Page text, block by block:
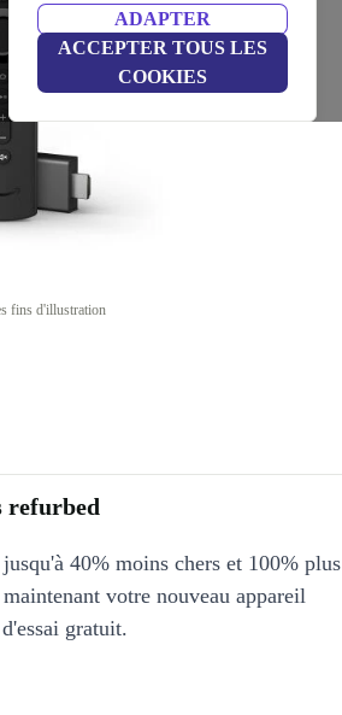
ADAPTER
ACCEPTER TOUS LES
COOKIES
fins d'illustration
refurbed
40% moins chers et 100% plus
votre nouveau appareil
gratuit.